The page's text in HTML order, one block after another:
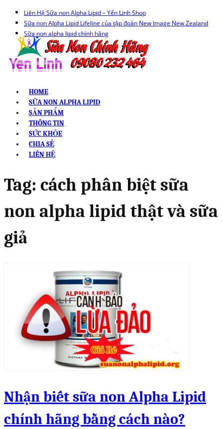
Liên Hệ Sữa non Alpha Lipid – Yến Linh Shop
Sữa non Alpha Lipid Lifeline của tập đoàn New Image New Zealand
Sữa non alpha lipid chính hãng
HOME
SỮA NON ALPHA LIPID
SẢN PHẨM
THÔNG TIN
SỨC KHỎE
CHIA SẺ
LIÊN HỆ
Tag: cách phân biệt sữa
non alpha lipid thật và sữa
giả
Nhận biết sữa non Alpha Lipid
chính hãng bằng cách nào?